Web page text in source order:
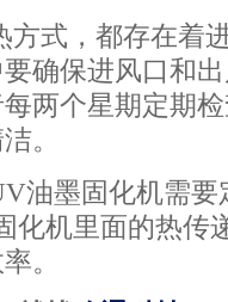
方式，都存在着
确保进风口和
两个星期定期
。
油墨固化机需要
化机里面的热传
。